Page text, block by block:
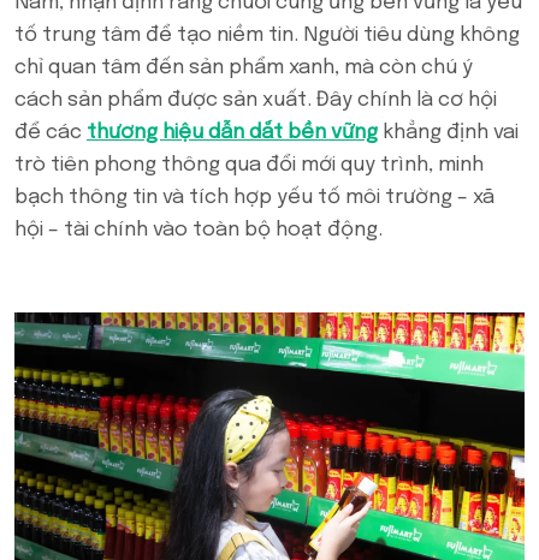
tố trung tâm để tạo niềm tin. Người tiêu dùng không
chỉ quan tâm đến sản phẩm xanh, mà còn chú ý
cách sản phẩm được sản xuất. Đây chính là cơ hội
để các thương hiệu dẫn dắt bền vững khẳng định vai
trò tiên phong thông qua đổi mới quy trình, minh
bạch thông tin và tích hợp yếu tố môi trường – xã
hội – tài chính vào toàn bộ hoạt động.